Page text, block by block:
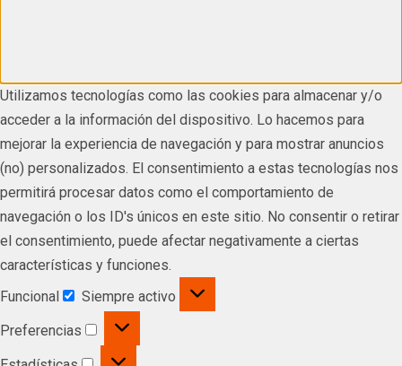
Utilizamos tecnologías como las cookies para almacenar y/o
acceder a la información del dispositivo. Lo hacemos para
mejorar la experiencia de navegación y para mostrar anuncios
(no) personalizados. El consentimiento a estas tecnologías nos
permitirá procesar datos como el comportamiento de
navegación o los ID's únicos en este sitio. No consentir o retirar
el consentimiento, puede afectar negativamente a ciertas
características y funciones.
Funcional
Siempre activo
Preferencias